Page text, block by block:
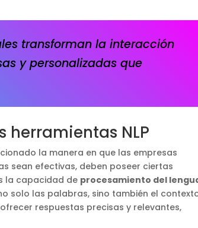
transforman la interacción
y personalizadas que
NLP
la manera en que las empresas
sean efectivas, deben poseer ciertas
la capacidad de procesamiento del
solo las palabras, sino también el
respuestas precisas y relevantes,